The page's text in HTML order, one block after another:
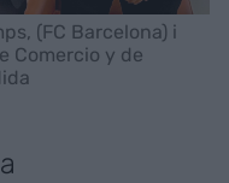
(FC Barcelona) i
Comercio y de